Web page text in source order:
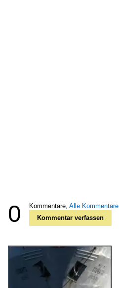
0 Kommentare, Alle Kommentare
Kommentar verfassen